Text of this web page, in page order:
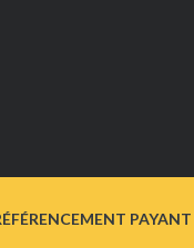
PAYANT